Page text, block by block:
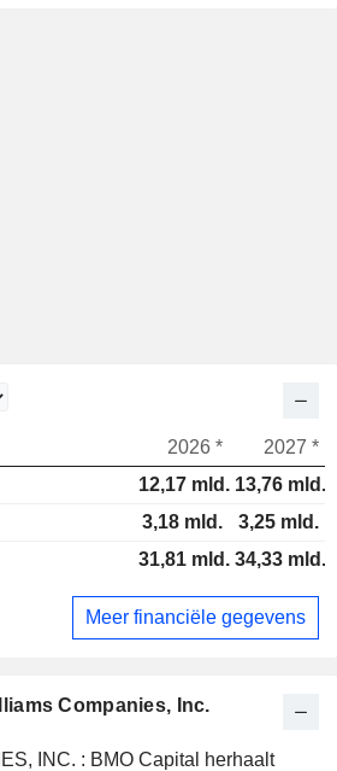
Companies, Inc.
INC. : BMO Capital herhaalt
2026 *
2027 *
12,17 mld. 13,76 mld.
3,18 mld.
3,25 mld.
31,81 mld. 34,33 mld.
Meer financiële gegevens